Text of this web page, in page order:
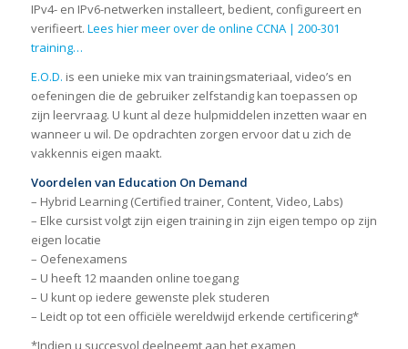
IPv4- en IPv6-netwerken installeert, bedient, configureert en
verifieert. Lees hier meer over de online CCNA | 200-301
training…
E.O.D. is een unieke mix van trainingsmateriaal, video’s en
oefeningen die de gebruiker zelfstandig kan toepassen op
zijn leervraag. U kunt al deze hulpmiddelen inzetten waar en
wanneer u wil. De opdrachten zorgen ervoor dat u zich de
vakkennis eigen maakt.
Voordelen van Education On Demand
– Hybrid Learning (Certified trainer, Content, Video, Labs)
– Elke cursist volgt zijn eigen training in zijn eigen tempo op zijn
eigen locatie
– Oefenexamens
– U heeft 12 maanden online toegang
– U kunt op iedere gewenste plek studeren
– Leidt op tot een officiële wereldwijd erkende certificering*
*Indien u succesvol deelneemt aan het examen